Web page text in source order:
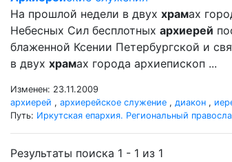
На прошлой недели в двух храмах
Небесных Сил бесплотных архиерей
блаженной Ксении Петербургской и
в двух храмах города архиепископ ...
Изменен: 23.11.2009
архиерей , архиерейское служение , диакон ,
Путь: Иркутская епархия. Региональный
Результаты поиска 1 - 1 из 1